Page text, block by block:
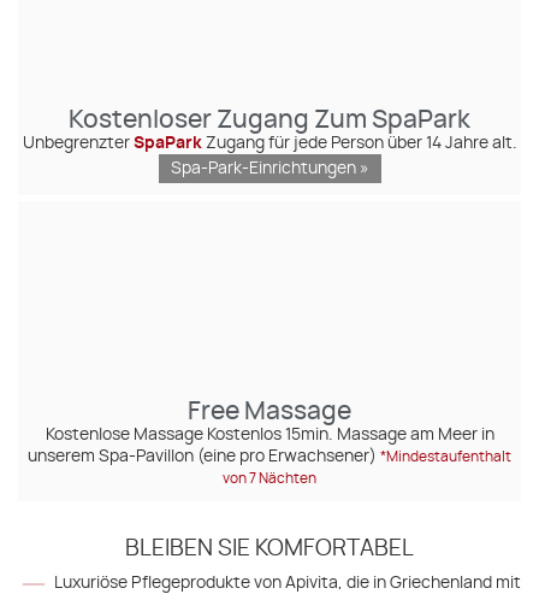
Kostenloser Zugang Zum SpaPark
Unbegrenzter SpaParkZugang für jede Person über 14 Jahre alt.
Spa-Park-Einrichtungen »
Free Massage
Kostenlose Massage Kostenlos 15min. Massage am Meer in
unserem Spa-Pavillon (eine pro Erwachsener) *Mindestaufenthalt
von 7 Nächten
BLEIBEN SIE KOMFORTABEL
Luxuriöse Pflegeprodukte von Apivita, die in Griechenland mit